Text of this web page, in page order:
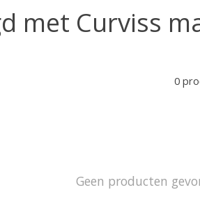
met Curviss
0
Geen producten